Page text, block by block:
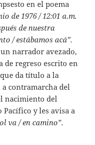
en el poema
de 1976 / 12:01 a.m.
de nuestra
/ estábamos acá”.
narrador avezado,
regreso escrito en
da título a la
contramarcha del
nacimiento del
Pacífico y les avisa a
va / en camino”.